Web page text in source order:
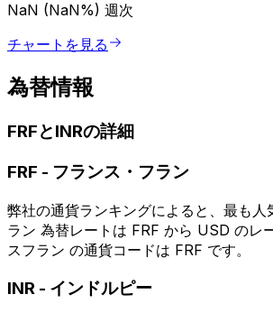
NaN (NaN%) 週次
チャートを見る
為替情報
FRFとINRの詳細
FRF - フランス・フラン
弊社の通貨ランキングによると、最も人
ラン 為替レートは FRF から USD のレ
スフラン の通貨コードは FRF です。
INR - インドルピー